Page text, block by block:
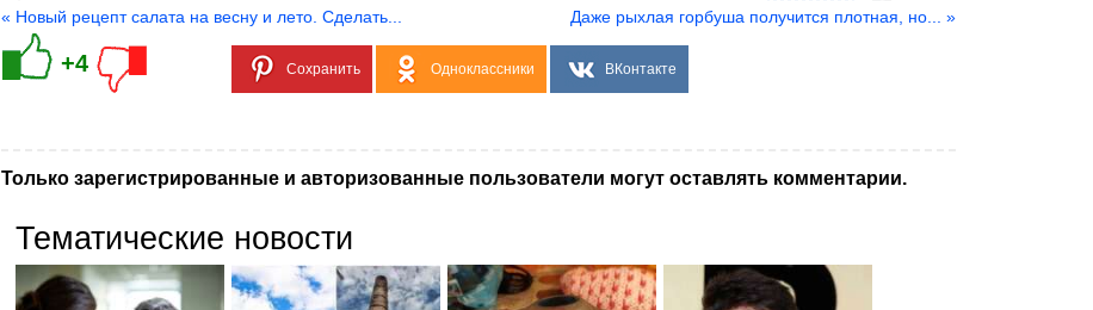
« Новый рецепт салата на весну и лето. Сделать... Даже рыхлая горбуша получится плотная, но... »
+4 Сохранить Одноклассники ВКонтакте
Только зарегистрированные и авторизованные пользователи могут оставлять комментарии.
Тематические новости